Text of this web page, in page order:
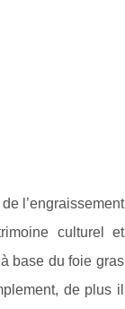
l’engraissement
culturel et
base du foie gras
de plus il